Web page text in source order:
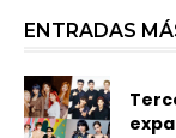
ENTRADAS